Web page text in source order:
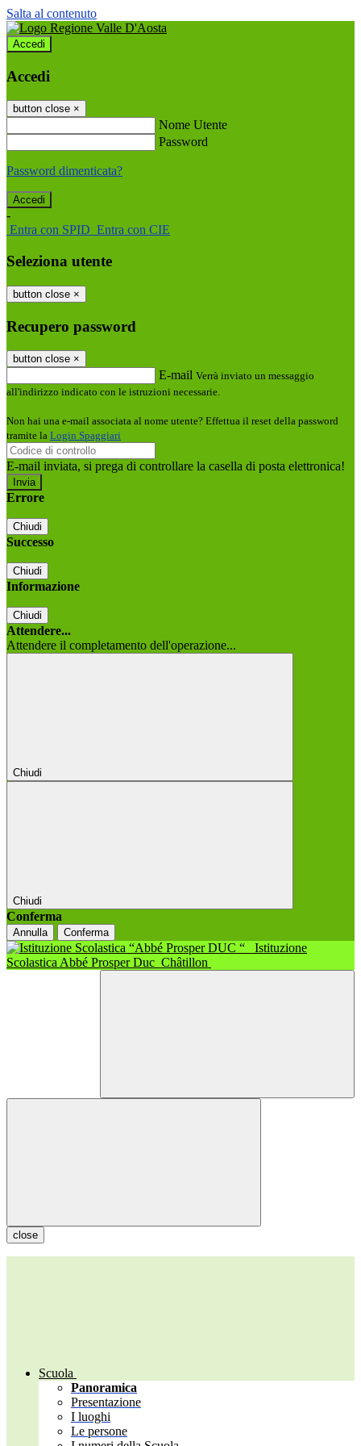
Salta al contenuto
Accedi
Accedi
button close ×
Nome Utente
Password
Password dimenticata?
-
Entra con SPID Entra con CIE
Seleziona utente
button close ×
Recupero password
button close ×
E-mail Verrà inviato un messaggio
all'indirizzo indicato con le istruzioni necessarie.
Non hai una e-mail associata al nome utente? Effettua il reset della password
tramite la Login Spaggiari
E-mail inviata, si prega di controllare la casella di posta elettronica!
Errore
Chiudi
Successo
Chiudi
Informazione
Chiudi
Attendere...
Attendere il completamento dell'operazione...
Chiudi
Chiudi
Conferma
Annulla Conferma
Istituzione
Scolastica Abbé Prosper Duc Châtillon
close
Scuola
Panoramica
Presentazione
I luoghi
Le persone